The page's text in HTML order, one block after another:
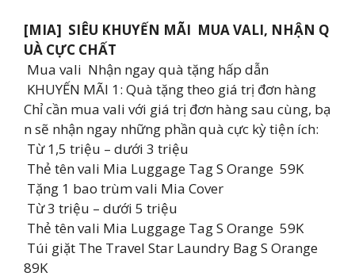
[MIA] SIÊU KHUYẾN MÃI MUA VALI, NHẬN Q
UÀ CỰC CHẤT
Mua vali Nhận ngay quà tặng hấp dẫn
KHUYẾN MÃI 1: Quà tặng theo giá trị đơn hàng
Chỉ cần mua vali với giá trị đơn hàng sau cùng, bạ
n sẽ nhận ngay những phần quà cực kỳ tiện ích:
Từ 1,5 triệu – dưới 3 triệu
Thẻ tên vali Mia Luggage Tag S Orange 59K
Tặng 1 bao trùm vali Mia Cover
Từ 3 triệu – dưới 5 triệu
Thẻ tên vali Mia Luggage Tag S Orange 59K
Túi giặt The Travel Star Laundry Bag S Orange
89K